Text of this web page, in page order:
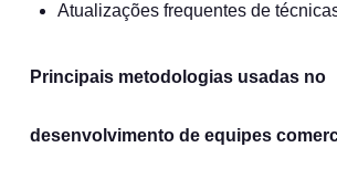
Atualizações frequentes de
Principais metodologias usadas no
desenvolvimento de equipes